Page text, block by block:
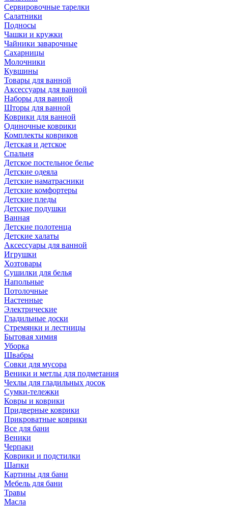
Сервировочные тарелки
Салатники
Подносы
Чашки и кружки
Чайники заварочные
Сахарницы
Молочники
Кувшины
Товары для ванной
Аксессуары для ванной
Наборы для ванной
Шторы для ванной
Коврики для ванной
Одиночные коврики
Комплекты ковриков
Детская и детское
Спальня
Детское постельное белье
Детские одеяла
Детские наматрасники
Детские комфортеры
Детские пледы
Детские подушки
Ванная
Детские полотенца
Детские халаты
Аксессуары для ванной
Игрушки
Хозтовары
Сушилки для белья
Напольные
Потолочные
Настенные
Электрические
Гладильные доски
Стремянки и лестницы
Бытовая химия
Уборка
Швабры
Совки для мусора
Веники и метлы для подметания
Чехлы для гладильных досок
Сумки-тележки
Ковры и коврики
Придверные коврики
Прикроватные коврики
Все для бани
Веники
Черпаки
Коврики и подстилки
Шапки
Картины для бани
Мебель для бани
Травы
Масла